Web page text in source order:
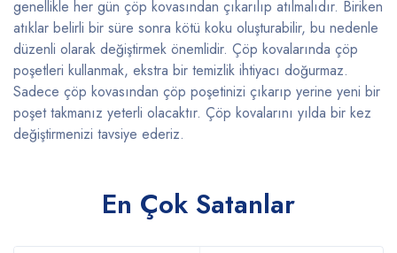
genellikle her gün çöp kovasından çıkarılıp atılmalıdır. Biriken
atıklar belirli bir süre sonra kötü koku oluşturabilir, bu nedenle
düzenli olarak değiştirmek önemlidir. Çöp kovalarında çöp
poşetleri kullanmak, ekstra bir temizlik ihtiyacı doğurmaz.
Sadece çöp kovasından çöp poşetinizi çıkarıp yerine yeni bir
poşet takmanız yeterli olacaktır. Çöp kovalarını yılda bir kez
değiştirmenizi tavsiye ederiz.
En Çok Satanlar